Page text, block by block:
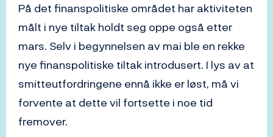
På det finanspolitiske området har aktiviteten
målt i nye tiltak holdt seg oppe også etter
mars. Selv i begynnelsen av mai ble en rekke
nye finanspolitiske tiltak introdusert. I lys av at
smitteutfordringene ennå ikke er løst, må vi
forvente at dette vil fortsette i noe tid
fremover.